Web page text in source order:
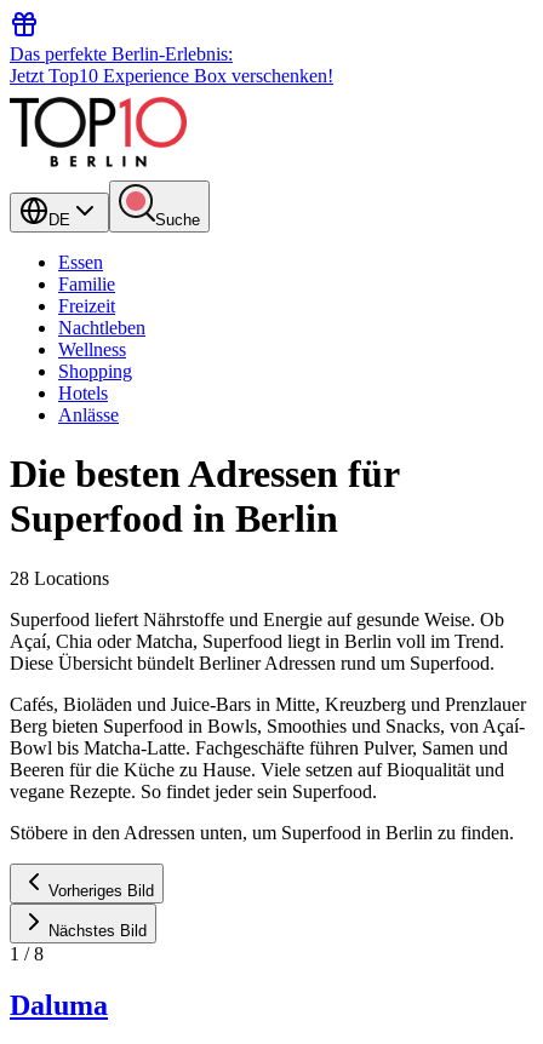
Das perfekte Berlin-Erlebnis:
Jetzt Top10 Experience Box verschenken!
DE Suche
Essen
Familie
Freizeit
Nachtleben
Wellness
Shopping
Hotels
Anlässe
Die besten Adressen für
Superfood in Berlin
28 Locations
Superfood liefert Nährstoffe und Energie auf gesunde Weise. Ob
Açaí, Chia oder Matcha, Superfood liegt in Berlin voll im Trend.
Diese Übersicht bündelt Berliner Adressen rund um Superfood.
Cafés, Bioläden und Juice-Bars in Mitte, Kreuzberg und Prenzlauer
Berg bieten Superfood in Bowls, Smoothies und Snacks, von Açaí-
Bowl bis Matcha-Latte. Fachgeschäfte führen Pulver, Samen und
Beeren für die Küche zu Hause. Viele setzen auf Bioqualität und
vegane Rezepte. So findet jeder sein Superfood.
Stöbere in den Adressen unten, um Superfood in Berlin zu finden.
Vorheriges Bild
Nächstes Bild
1 /8
Daluma